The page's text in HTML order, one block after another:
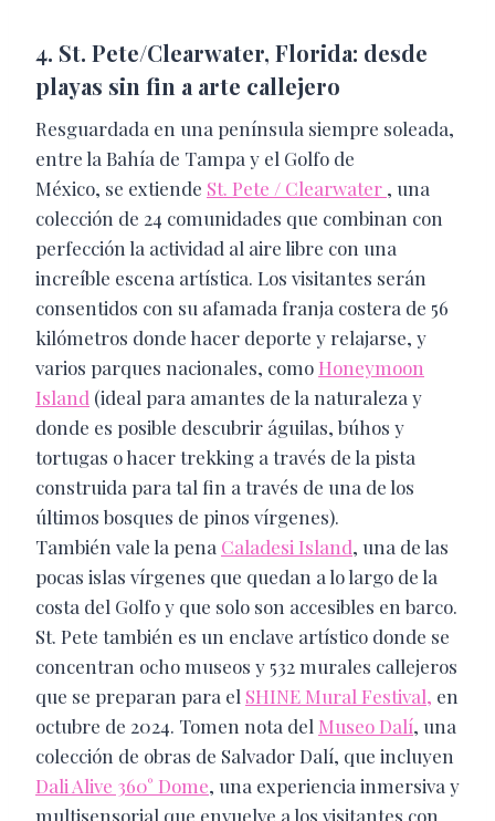
4. St. Pete/Clearwater, Florida: desde
playas sin fin a arte callejero
​Resguardada en una península siempre soleada,
entre la Bahía de Tampa y el Golfo de
​México, se extiende St. Pete / Clearwater , una
colección de 24 comunidades que combinan con
perfección la actividad al aire libre con una
increíble escena artística. Los visitantes serán
consentidos con su afamada franja costera de 56
kilómetros donde hacer deporte y relajarse, y
varios parques nacionales, como Honeymoon
Island (ideal para amantes de la naturaleza y
donde es posible descubrir águilas, búhos y
tortugas o hacer trekking a través de la pista
construida para tal fin a través de una de los
últimos bosques de pinos vírgenes).
​También vale la pena Caladesi Island, una de las
pocas islas vírgenes que quedan a lo largo de la
costa del Golfo y que solo son accesibles en barco.
St. Pete también es un enclave artístico donde se
concentran ocho museos y 532 murales callejeros
que se preparan para el SHINE Mural Festival, en
octubre de 2024. Tomen nota del Museo Dalí, una
colección de obras de Salvador Dalí, que incluyen
Dali Alive 360° Dome, una experiencia inmersiva y
multisensorial que envuelve a los visitantes con